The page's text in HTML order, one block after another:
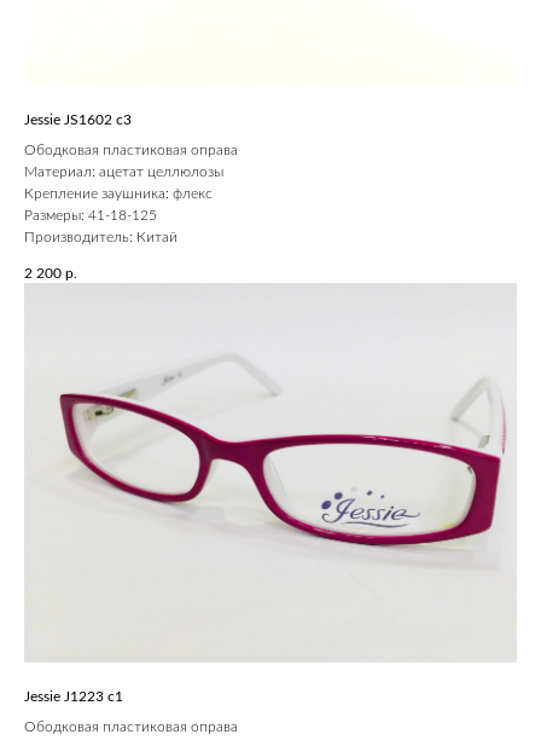
Jessie JS1602 c3
Ободковая пластиковая оправа
Материал: ацетат целлюлозы
Крепление заушника: флекс
Размеры: 41-18-125
Производитель: Китай
2 200 р.
Jessie J1223 c1
Ободковая пластиковая оправа